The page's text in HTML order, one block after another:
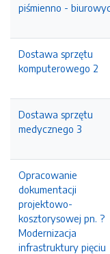
piśmienno -
Dostawa sprzętu
komputerowego 2
Dostawa sprzętu
medycznego 3
Opracowanie
dokumentacji
projektowo-
kosztorysowej pn. ?
Modernizacja
infrastruktury pięciu